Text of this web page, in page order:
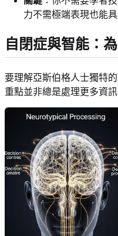
力不需極端表現也能
自閉症與智能：
要理解亞斯伯格人士獨特
重點並非總是處理更多資